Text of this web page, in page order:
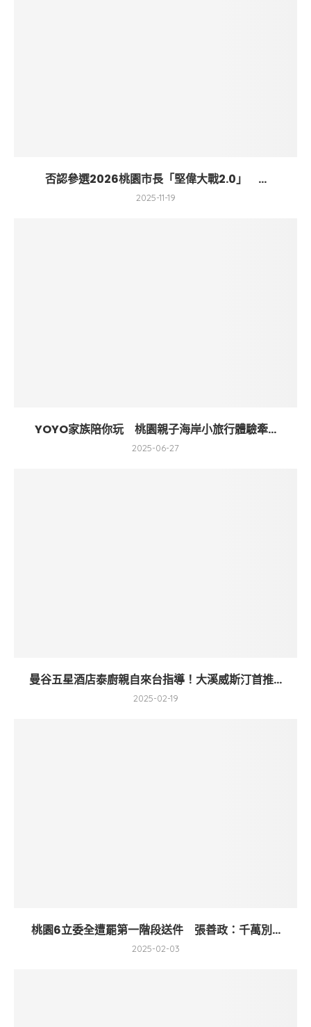
否認參選2026桃園市長「堅偉大戰2.0」 ...
2025-11-19
YOYO家族陪你玩 桃園親子海岸小旅行體驗牽...
2025-06-27
曼谷五星酒店泰廚親自來台指導！大溪威斯汀首推...
2025-02-19
桃園6立委全遭罷第一階段送件 張善政：千萬別...
2025-02-03